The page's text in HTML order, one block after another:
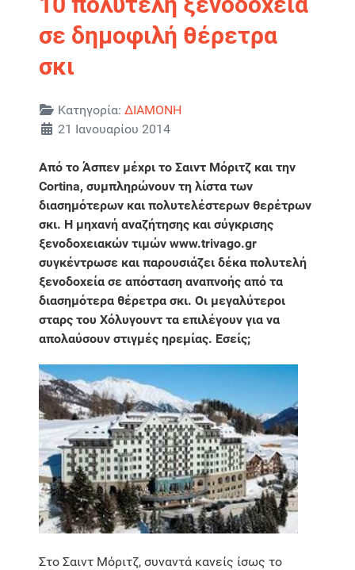
σε δημοφιλή θέρετρα
σκι
Λεπτομέρειες
Κατηγορία: ΔΙΑΜΟΝΗ
21 Ιανουαρίου 2014
Από το Άσπεν μέχρι το Σαιντ Μόριτζ και την
Cortina, συμπληρώνουν τη λίστα των
διασημότερων και πολυτελέστερων θερέτρων
σκι. Η μηχανή αναζήτησης και σύγκρισης
ξενοδοχειακών τιμών www.trivago.gr
συγκέντρωσε και παρουσιάζει δέκα πολυτελή
ξενοδοχεία σε απόσταση αναπνοής από τα
διασημότερα θέρετρα σκι. Οι μεγαλύτεροι
σταρς του Χόλυγουντ τα επιλέγουν για να
απολαύσουν στιγμές ηρεμίας. Εσείς;
Στο Σαιντ Μόριτζ, συναντά κανείς ίσως το